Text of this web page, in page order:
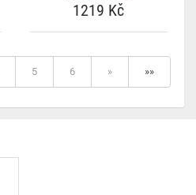
1219 Kč
5 6 » »»